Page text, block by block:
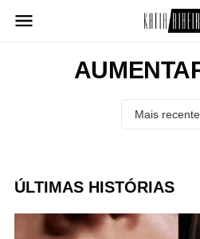
para
ÚLTIMAS HISTÓRIAS